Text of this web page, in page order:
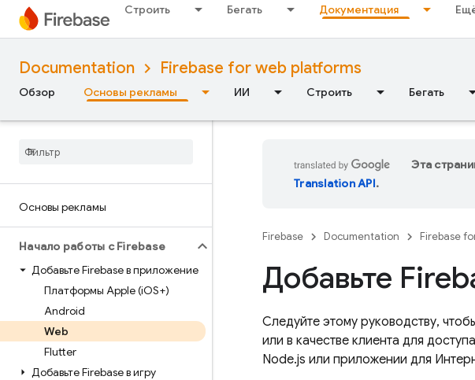
Строить Бегать Документация
Documentation Firebase for web platforms
Обзор Основы рекламы ИИ Строить Бегать
Основы рекламы
Начало работы с Firebase
Добавьте Firebase в приложение
Платформы Apple (iOS+)
Android
Web
Flutter
Добавьте Firebase в игру
Эта
Translation API.
Firebase Documentation Firebase
Добавьте
Следуйте этому руководству,
или в качестве клиента для
Node.js или приложении для